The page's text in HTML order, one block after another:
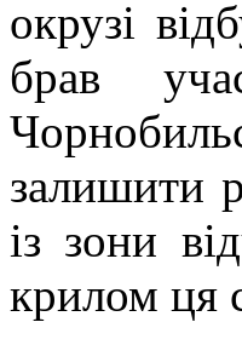
окрузі
брав
залишити
із зони
крилом ця